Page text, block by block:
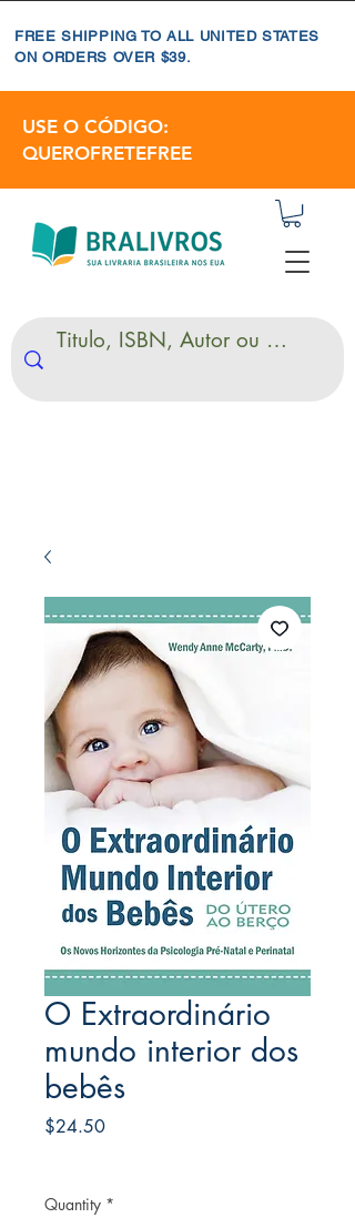
FREE SHIPPING TO ALL UNITED STATES
ON ORDERS OVER $39.
USE O CÓDIGO:
QUEROFRETEFREE
O Extraordinário
mundo interior dos
bebês
$24.50Price
Quantity *